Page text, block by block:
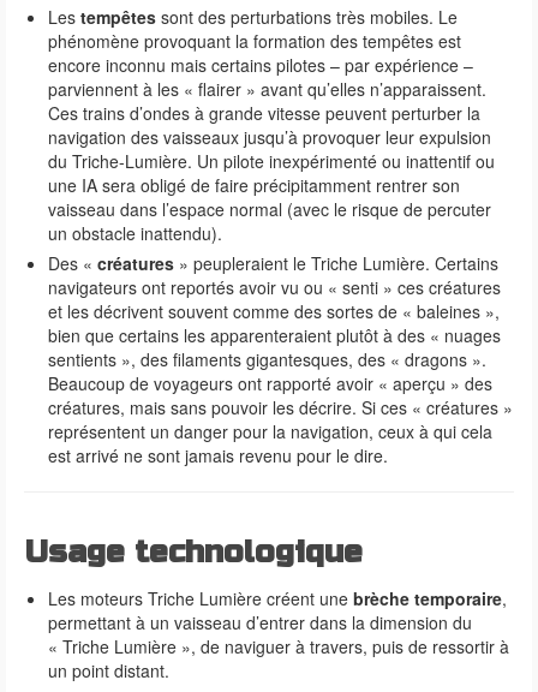
Les tempêtes sont des perturbations très mobiles. Le
phénomène provoquant la formation des tempêtes est
encore inconnu mais certains pilotes – par expérience –
parviennent à les « flairer » avant qu’elles n’apparaissent.
Ces trains d’ondes à grande vitesse peuvent perturber la
navigation des vaisseaux jusqu’à provoquer leur expulsion
du Triche-Lumière. Un pilote inexpérimenté ou inattentif ou
une IA sera obligé de faire précipitamment rentrer son
vaisseau dans l’espace normal (avec le risque de percuter
un obstacle inattendu).
Des « créatures » peupleraient le Triche Lumière. Certains
navigateurs ont reportés avoir vu ou « senti » ces créatures
et les décrivent souvent comme des sortes de « baleines »,
bien que certains les apparenteraient plutôt à des « nuages
sentients », des filaments gigantesques, des « dragons ».
Beaucoup de voyageurs ont rapporté avoir « aperçu » des
créatures, mais sans pouvoir les décrire. Si ces « créatures »
représentent un danger pour la navigation, ceux à qui cela
est arrivé ne sont jamais revenu pour le dire.
Usage technologique
Les moteurs Triche Lumière créent une brèche temporaire,
permettant à un vaisseau d’entrer dans la dimension du
« Triche Lumière », de naviguer à travers, puis de ressortir à
un point distant.